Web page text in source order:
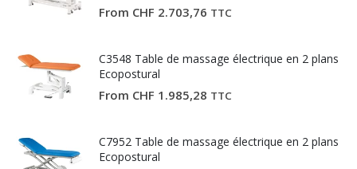
From CHF 2.703,76 TTC
C3548 Table de massage électrique en 2 plans
Ecopostural
From CHF 1.985,28 TTC
C7952 Table de massage électrique en 2 plans
Ecopostural